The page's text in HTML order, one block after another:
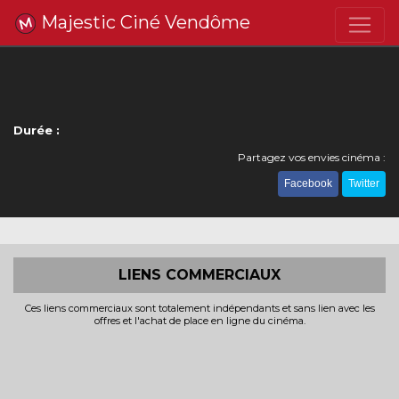
Majestic Ciné Vendôme
Durée :
Partagez vos envies cinéma :
Facebook Twitter
LIENS COMMERCIAUX
Ces liens commerciaux sont totalement indépendants et sans lien avec les
offres et l'achat de place en ligne du cinéma.